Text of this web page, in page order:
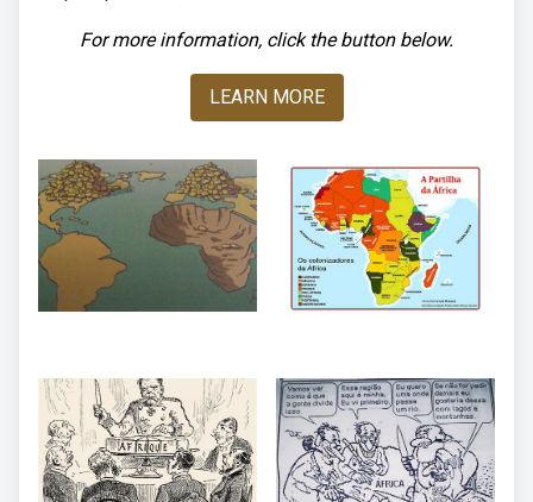
For more information, click the button below.
LEARN MORE